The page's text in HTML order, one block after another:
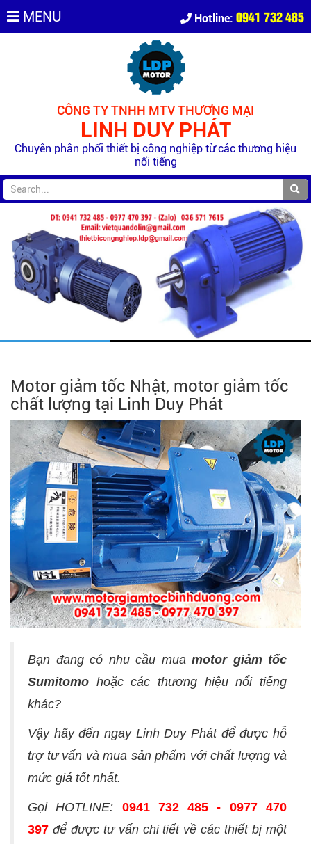
MENU Hotline: 0941 732 485
CÔNG TY TNHH MTV THƯƠNG MẠI
LINH DUY PHÁT
Chuyên phân phối thiết bị công nghiệp từ các thương hiệu
nổi tiếng
Motor giảm tốc Nhật, motor giảm tốc
chất lượng tại Linh Duy Phát
Bạn đang có nhu cầu mua motor giảm tốc
Sumitomo hoặc các thương hiệu nổi tiếng
khác?
Vậy hãy đến ngay Linh Duy Phát để được hỗ
trợ tư vấn và mua sản phẩm với chất lượng và
mức giá tốt nhất.
Gọi HOTLINE: 0941 732 485 - 0977 470
397 để được tư vấn chi tiết về các thiết bị một